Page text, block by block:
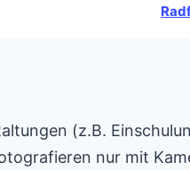
(z.B.
nur mit